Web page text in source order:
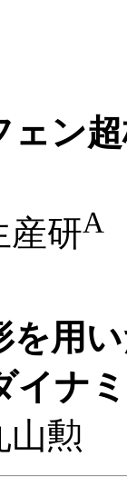
ェン
産研A
を用
イナ
勲